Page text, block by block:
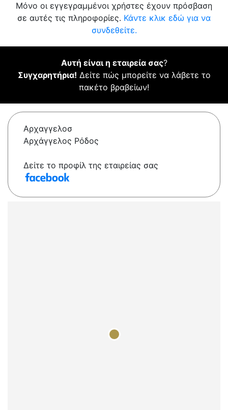
Μόνο οι εγγεγραμμένοι χρήστες έχουν πρόσβαση
σε αυτές τις πληροφορίες. Κάντε κλικ εδώ για να
συνδεθείτε.
Αυτή είναι η εταιρεία σας?
Συγχαρητήρια! Δείτε πώς μπορείτε να λάβετε το
πακέτο βραβείων!
Αρχαγγελοσ
Αρχάγγελος Ρόδος
Δείτε το προφίλ της εταιρείας σας